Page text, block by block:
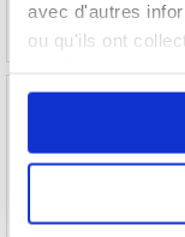
avec d'autres
ou qu'ils ont
Sea Frogs SF-PH-01-PRO Étui
téléphone portable étanche -